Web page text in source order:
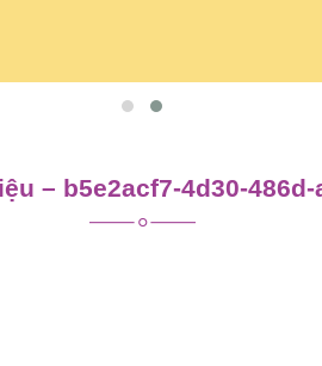
– b5e2acf7-4d30-486d-